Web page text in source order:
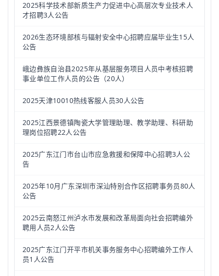
2025科学技术部新质生产力促进中心高层次专业技术人
才招聘3人公告
2026生态环境部核与辐射安全中心招聘应届毕业生15人
公告
峨边彝族自治县2025年从基层服务项目人员中考核招聘
事业单位工作人员的公告（20人）
2025天津10010热线客服人员30人公告
2025江西景德镇陶瓷大学管理助理、教学助理、科研助
理岗位招聘22人公告
2025广东江门市台山市应急救援和保障中心招聘3人公
告
2025年10月广东深圳市深汕特别合作区招聘事务员80人
公告
2025云南怒江州泸水市发展和改革局面向社会招聘编外
聘用人员2人公告
2025广东江门开平市机关事务服务中心招聘编外工作人
员1人公告